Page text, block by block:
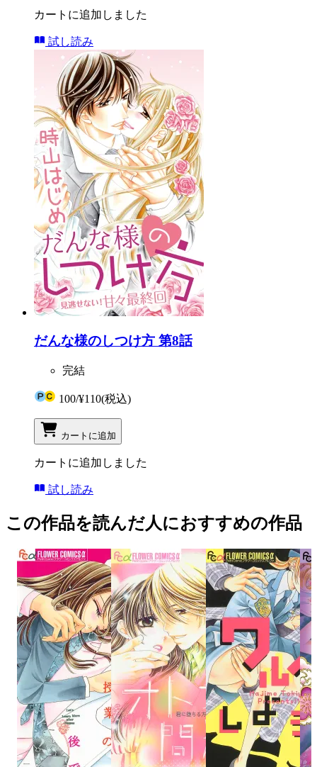
カートに追加しました
試し読み
だんな様のしつけ方 第8話
完結
100/¥110(税込)
カートに追加
カートに追加しました
試し読み
この作品を読んだ人におすすめの作品